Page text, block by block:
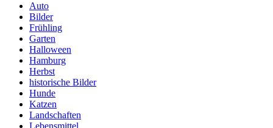
Auto
Bilder
Frühling
Garten
Halloween
Hamburg
Herbst
historische Bilder
Hunde
Katzen
Landschaften